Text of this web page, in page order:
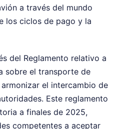
a través del mundo
los ciclos de pago y la
del Reglamento relativo a
sobre el transporte de
el intercambio de
Este reglamento
a finales de 2025,
competentes a aceptar